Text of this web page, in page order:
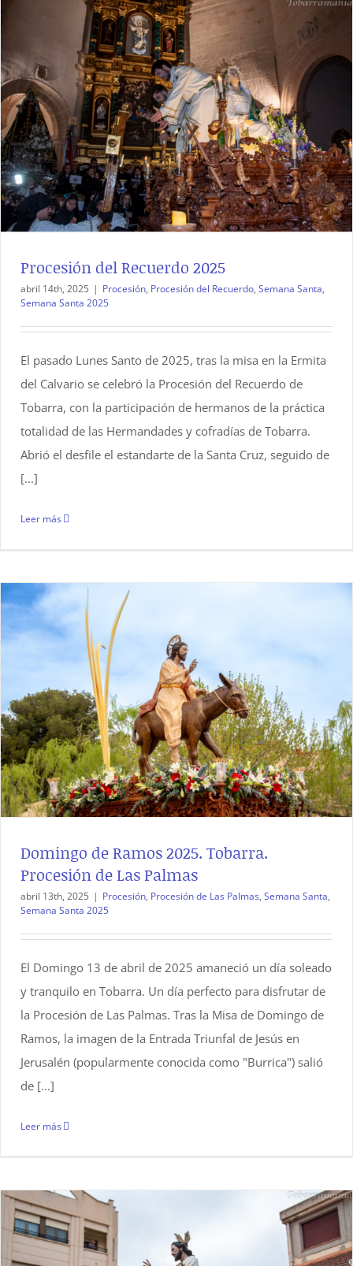
Procesión del Recuerdo 2025
abril 14th, 2025 | Procesión, Procesión del Recuerdo, Semana Santa,
Semana Santa 2025
El pasado Lunes Santo de 2025, tras la misa en la Ermita
del Calvario se celebró la Procesión del Recuerdo de
Tobarra, con la participación de hermanos de la práctica
totalidad de las Hermandades y cofradías de Tobarra.
Abrió el desfile el estandarte de la Santa Cruz, seguido de
[...]
Leer más
Domingo de Ramos 2025. Tobarra.
Procesión de Las Palmas
abril 13th, 2025 | Procesión, Procesión de Las Palmas, Semana Santa,
Semana Santa 2025
El Domingo 13 de abril de 2025 amaneció un día soleado
y tranquilo en Tobarra. Un día perfecto para disfrutar de
la Procesión de Las Palmas. Tras la Misa de Domingo de
Ramos, la imagen de la Entrada Triunfal de Jesús en
Jerusalén (popularmente conocida como "Burrica") salió
de [...]
Leer más